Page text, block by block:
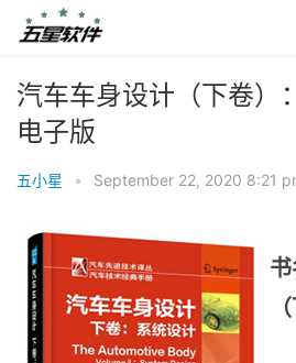
汽车车身设计（下卷）
电子版
五小星 • September 22, 2020 8:21